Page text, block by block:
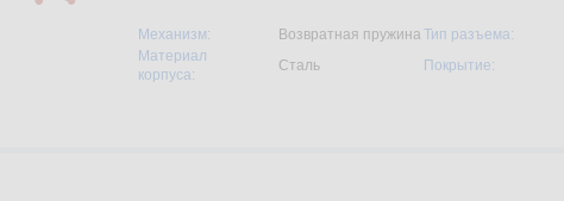
Механизм:
Возвратная пружинаТип разъема:
Материал
корпуса:
Сталь Покрытие: